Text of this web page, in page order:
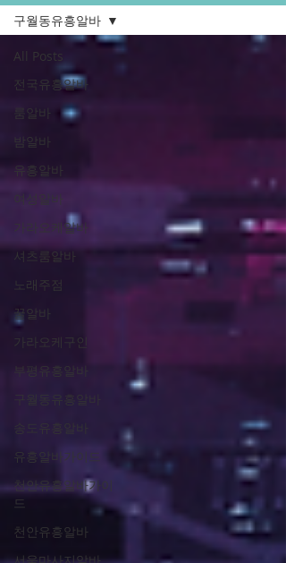
All Posts
전국유흥알바
룸알바
밤알바
유흥알바
여성알바
가라오케알바
셔츠룸알바
노래주점
꿀알바
가라오케구인
부평유흥알바
구월동유흥알바
유흥알바가이드
천안유흥알바가이
드
천안유흥알바
구월동유흥알바